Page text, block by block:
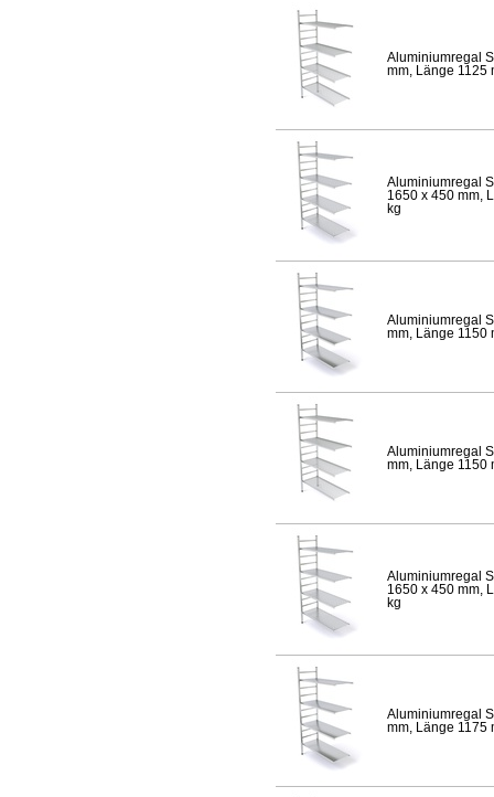
Aluminiumregal
mm, Länge 1125
Aluminiumregal
1650 x 450 mm,
kg
Aluminiumregal
mm, Länge 1150
Aluminiumregal
mm, Länge 1150
Aluminiumregal
1650 x 450 mm,
kg
Aluminiumregal
mm, Länge 1175